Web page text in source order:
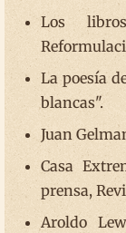
Los
La poesía
blancas".
Juan
Casa
prensa,
Aroldo